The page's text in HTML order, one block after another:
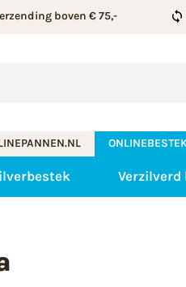
boven € 75,-
Verzilverd